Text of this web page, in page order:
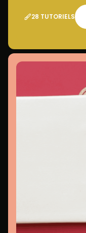
28 TUTORIELS